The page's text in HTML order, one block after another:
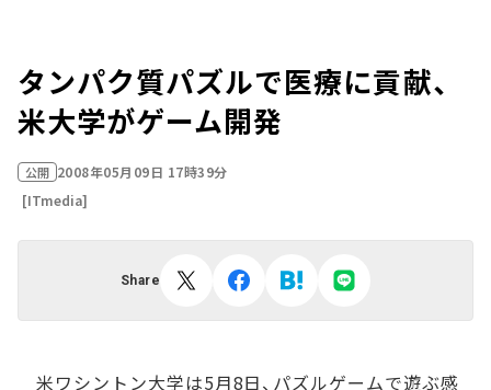
タンパク質パズルで医療に貢献、
米大学がゲーム開発
公開 2008年05月09日 17時39分
[ITmedia]
Share
米ワシントン大学は5月8日、パズルゲームで遊ぶ感